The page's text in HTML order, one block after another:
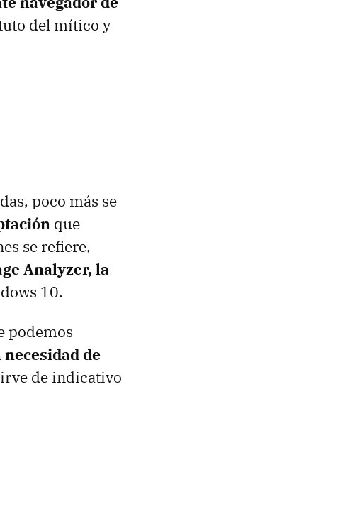
del mítico y
poco más se
que
se refiere,
Analyzer, la
10.
podemos
de
de indicativo